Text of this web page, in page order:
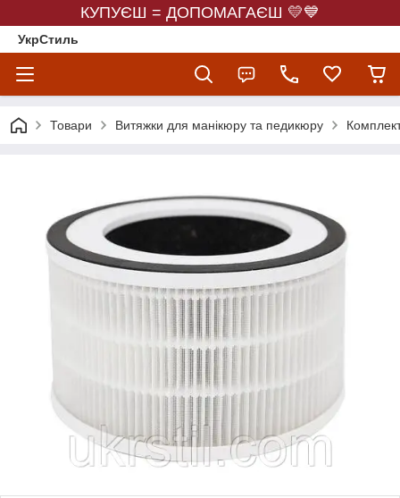
КУПУЄШ = ДОПОМАГАЄШ 💛💙
УкрСтиль
Товари Витяжки для манікюру та педикюру